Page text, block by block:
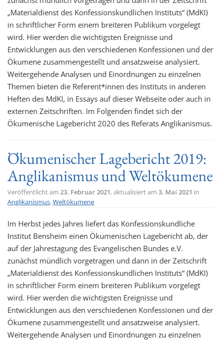
„Materialdienst des Konfessionskundlichen Instituts“ (MdKI)
in schriftlicher Form einem breiteren Publikum vorgelegt
wird. Hier werden die wichtigsten Ereignisse und
Entwicklungen aus den verschiedenen Konfessionen und der
Ökumene zusammengestellt und ansatzweise analysiert.
Weitergehende Analysen und Einordnungen zu einzelnen
Themen bieten die Referent*innen des Instituts in anderen
Heften des MdKI, in Essays auf dieser Webseite oder auch in
externen Zeitschriften. Im Folgenden findet sich der
Ökumenische Lagebericht 2020 des Referats Anglikanismus.
Ökumenischer Lagebericht 2019:
Anglikanismus und Weltökumene
Veröffentlicht am 23. Februar 2021, aktualisiert am 3. Mai 2021 in
Anglikanismus,Weltökumene
Im Herbst jedes Jahres liefert das Konfessionskundliche
Institut Bensheim einen Ökumenischen Lagebericht ab, der
auf der Jahrestagung des Evangelischen Bundes e.V.
zunächst mündlich vorgetragen und dann in der Zeitschrift
„Materialdienst des Konfessionskundlichen Instituts“ (MdKI)
in schriftlicher Form einem breiteren Publikum vorgelegt
wird. Hier werden die wichtigsten Ereignisse und
Entwicklungen aus den verschiedenen Konfessionen und der
Ökumene zusammengestellt und ansatzweise analysiert.
Weitergehende Analysen und Einordnungen zu einzelnen